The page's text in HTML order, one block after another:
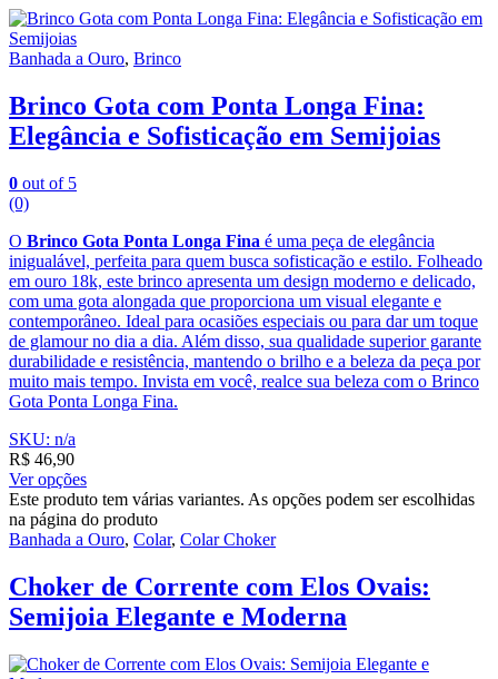
Banhada a Ouro, Brinco
Brinco Gota com Ponta Longa Fina:
Elegância e Sofisticação em Semijoias
0 out of 5
(0)
O Brinco Gota Ponta Longa Fina é uma peça de elegância
inigualável, perfeita para quem busca sofisticação e estilo. Folheado
em ouro 18k, este brinco apresenta um design moderno e delicado,
com uma gota alongada que proporciona um visual elegante e
contemporâneo. Ideal para ocasiões especiais ou para dar um toque
de glamour no dia a dia. Além disso, sua qualidade superior garante
durabilidade e resistência, mantendo o brilho e a beleza da peça por
muito mais tempo. Invista em você, realce sua beleza com o Brinco
Gota Ponta Longa Fina.
SKU: n/a
R$ 46,90
Ver opções
Este produto tem várias variantes. As opções podem ser escolhidas
na página do produto
Banhada a Ouro, Colar, Colar Choker
Choker de Corrente com Elos Ovais:
Semijoia Elegante e Moderna